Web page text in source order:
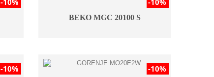
-10%
BEKO MGC 20100 S
-10%
-10% -10%